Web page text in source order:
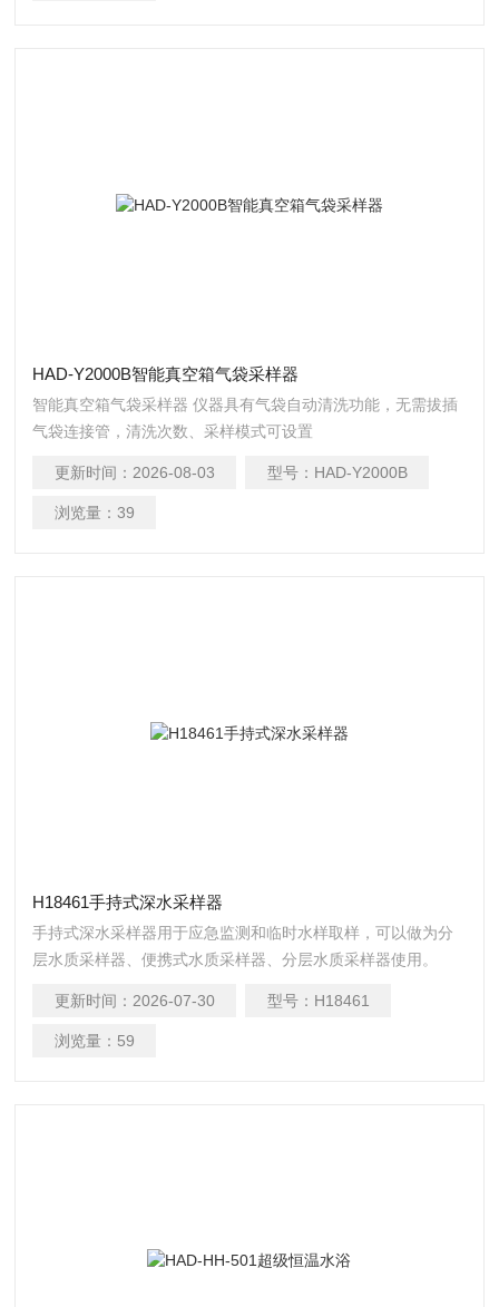
HAD-Y2000B智能真空箱气袋采样器
智能真空箱气袋采样器 仪器具有气袋自动清洗功能，无需拔插
气袋连接管，清洗次数、采样模式可设置
更新时间： 2026-08-03 型号： HAD-Y2000B
浏览量： 39
H18461手持式深水采样器
手持式深水采样器用于应急监测和临时水样取样，可以做为分
层水质采样器、便携式水质采样器、分层水质采样器使用。
更新时间： 2026-07-30 型号： H18461
浏览量： 59